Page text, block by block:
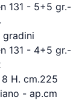
131 - 5+5 gr.-
gradini
131 - 4+5 gr.-
8 H. cm.225
- ap.cm